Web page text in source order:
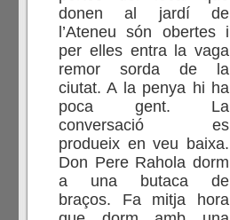
donen al jardí de
l’Ateneu són obertes i
per elles entra la vaga
remor sorda de la
ciutat. A la penya hi ha
poca gent. La
conversació es
produeix en veu baixa.
Don Pere Rahola dorm
a una butaca de
braços. Fa mitja hora